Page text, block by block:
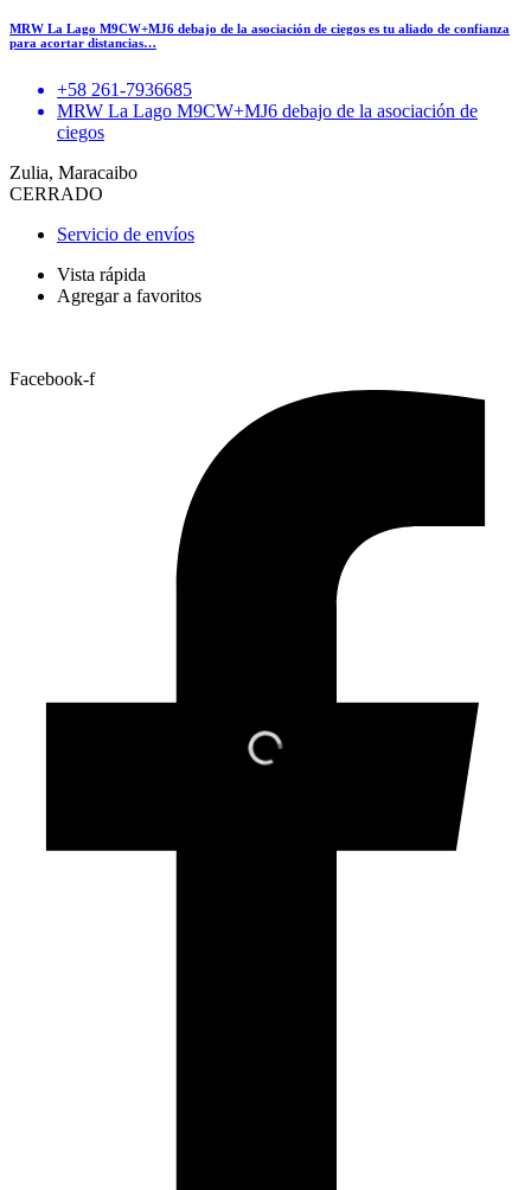
MRW La Lago M9CW+MJ6 debajo de la asociación de ciegos es tu aliado de confianza
para acortar distancias…
+58 261-7936685
MRW La Lago M9CW+MJ6 debajo de la asociación de
ciegos
Zulia, Maracaibo
CERRADO
Servicio de envíos
Vista rápida
Agregar a favoritos
Facebook-f